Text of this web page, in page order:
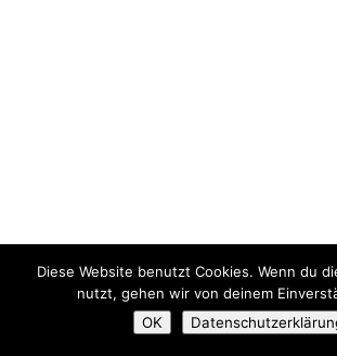
Diese Website benutzt Cookies. Wenn du
nutzt, gehen wir von deinem
OK